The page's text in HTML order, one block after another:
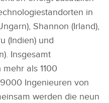
in
Shannon (Irland),
(Indien) und
Insgesamt
als 1100
Ingenieuren von
werden die neun